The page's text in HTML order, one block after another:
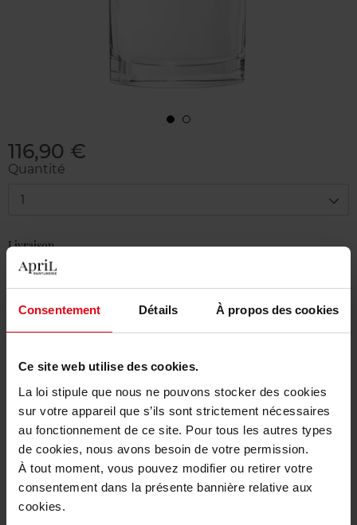
Consentement Détails À propos des cookies
Ce site web utilise des cookies.
La loi stipule que nous ne pouvons stocker des cookies
sur votre appareil que s’ils sont strictement nécessaires
au fonctionnement de ce site. Pour tous les autres types
de cookies, nous avons besoin de votre permission.
À tout moment, vous pouvez modifier ou retirer votre
consentement dans la présente bannière relative aux
cookies.
116,90 €
Quantité
1
Livraison
Cet article n'est plus disponible pour le moment
Retour gratuit dans votre magasin
Description